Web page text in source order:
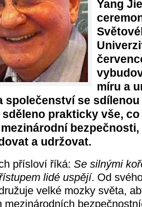
Yang
míru a
společenství se
prakticky vše,
a udržovat.
přísloví říká: Se silnými
lidé uspějí. Od
velké mozky světa,
mezinárodních